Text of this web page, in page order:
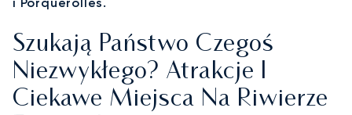
Szukają Państwo Czegoś
Niezwykłego? Atrakcje I
Ciekawe Miejsca Na Riwierze